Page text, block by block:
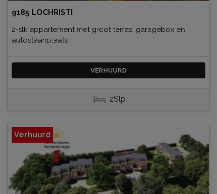
9185 LOCHRISTI
2-slk appartement met groot terras, garagebox en
autostaanplaats
VERHUURD
2Slp.
Verhuurd